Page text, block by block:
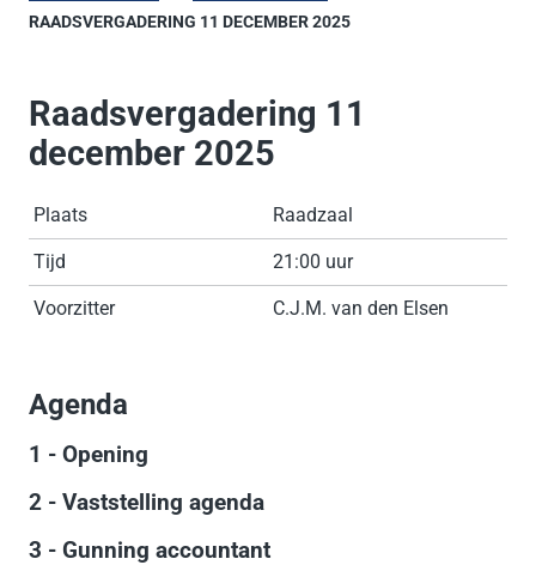
RAADSVERGADERING 11 DECEMBER 2025
Raadsvergadering 11
december 2025
Plaats Raadzaal
Tijd 21:00 uur
Voorzitter C.J.M. van den Elsen
Agenda
1 - Opening
2 - Vaststelling agenda
3 - Gunning accountant